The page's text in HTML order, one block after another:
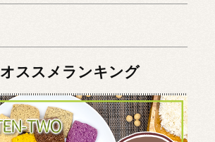
オススメランキング